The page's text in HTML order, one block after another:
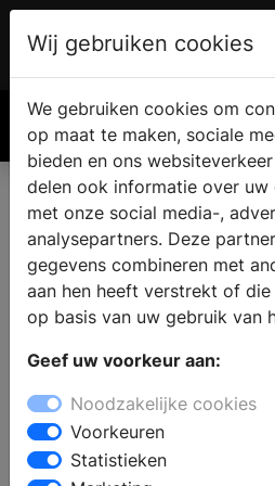
Wij gebruiken cookies
We gebruiken cookies om
op maat te maken, sociale
bieden en ons
delen ook informatie over
met onze social media-,
analysepartners. Deze
gegevens combineren met
aan hen heeft verstrekt of
op basis van uw gebruik van
Geef uw voorkeur aan:
Noodzakelijke cookies
Voorkeuren
Statistieken